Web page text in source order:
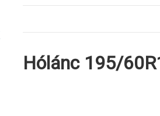
Hólánc 195/